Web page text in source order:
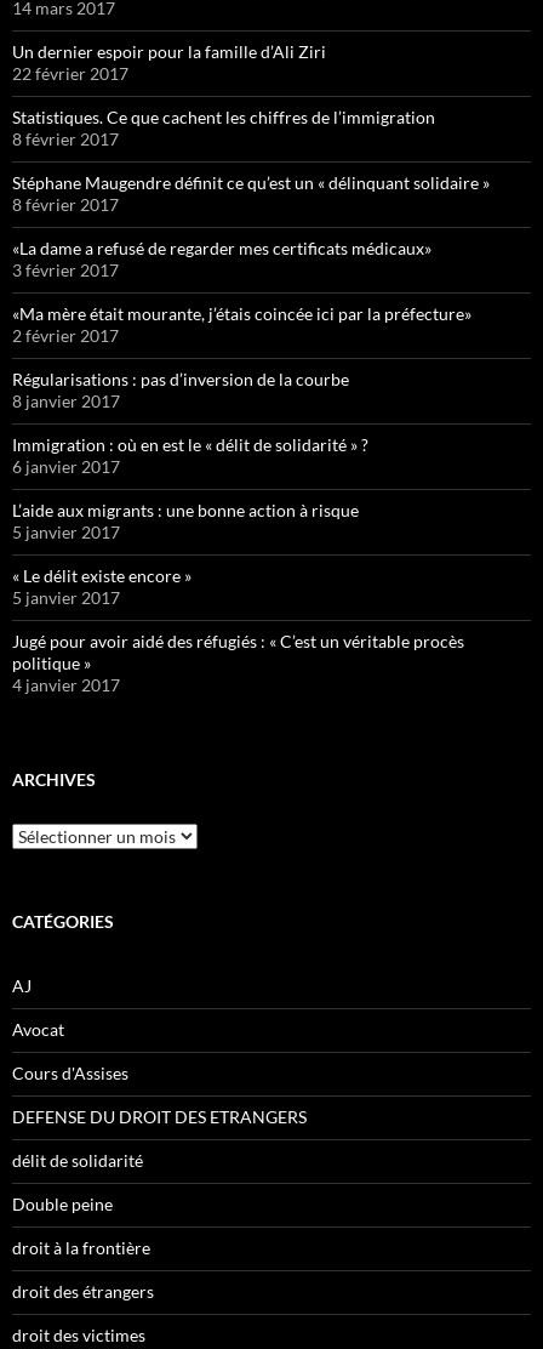
14 mars 2017
Un dernier espoir pour la famille d’Ali Ziri
22 février 2017
Statistiques. Ce que cachent les chiffres de l’immigration
8 février 2017
Stéphane Maugendre définit ce qu’est un « délinquant solidaire »
8 février 2017
«La dame a refusé de regarder mes certificats médicaux»
3 février 2017
«Ma mère était mourante, j’étais coincée ici par la préfecture»
2 février 2017
Régularisations : pas d’inversion de la courbe
8 janvier 2017
Immigration : où en est le « délit de solidarité » ?
6 janvier 2017
L’aide aux migrants : une bonne action à risque
5 janvier 2017
« Le délit existe encore »
5 janvier 2017
Jugé pour avoir aidé des réfugiés : « C’est un véritable procès
politique »
4 janvier 2017
ARCHIVES
Archives
CATÉGORIES
AJ
Avocat
Cours d'Assises
DEFENSE DU DROIT DES ETRANGERS
délit de solidarité
Double peine
droit à la frontière
droit des étrangers
droit des victimes